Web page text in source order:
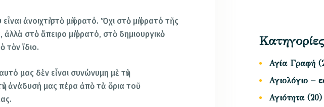
ἀνοιχτὴ στὸ μὴ ὁρατό. Ὄχι στὸ μὴ ὁρατό τῆς
στὸ ἄπειρο μὴ ὁρατό, στὸ δημιουργικὸ
τὸν ἴδιο.
μας δὲν εἶναι συνώνυμη μὲ τὴν
ἀνάδυσή μας πέρα ἀπὸ τὰ ὅρια τοῦ
Κατηγορίες
Αγία Γραφή
Αγιολόγιο –
Αγιότητα(20)